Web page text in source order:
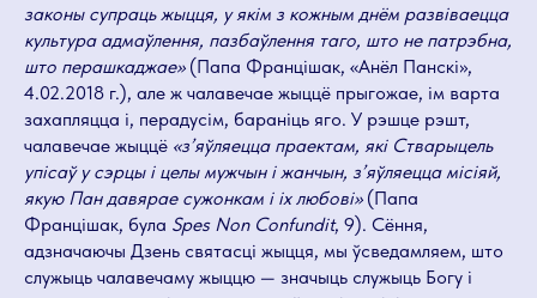
законы супраць жыцця, у якім з кожным днём развіваецца
культура адмаўлення, пазбаўлення таго, што не патрэбна,
што перашкаджае»(Папа Францішак, «Анёл Панскі»,
4.02.2018 г.), але ж чалавечае жыццё прыгожае, ім варта
захапляцца і, перадусім, бараніць яго. У рэшце рэшт,
чалавечае жыццё «з’яўляецца праектам, які Стварыцель
упісаў у сэрцы і целы мужчын і жанчын, з’яўляецца місіяй,
якую Пан давярае сужонкам і іх любові»(Папа
Францішак, була Spes Non Confundit, 9). Сёння,
адзначаючы Дзень святасці жыцця, мы ўсведамляем, што
служыць чалавечаму жыццю — значыць служыць Богу і